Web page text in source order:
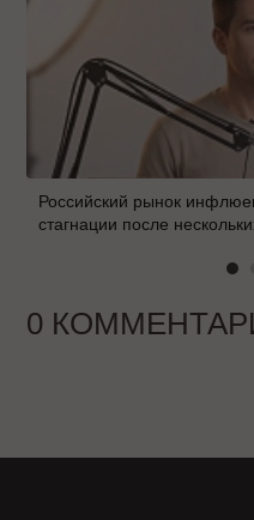
Российский рынок
стагнации после
0